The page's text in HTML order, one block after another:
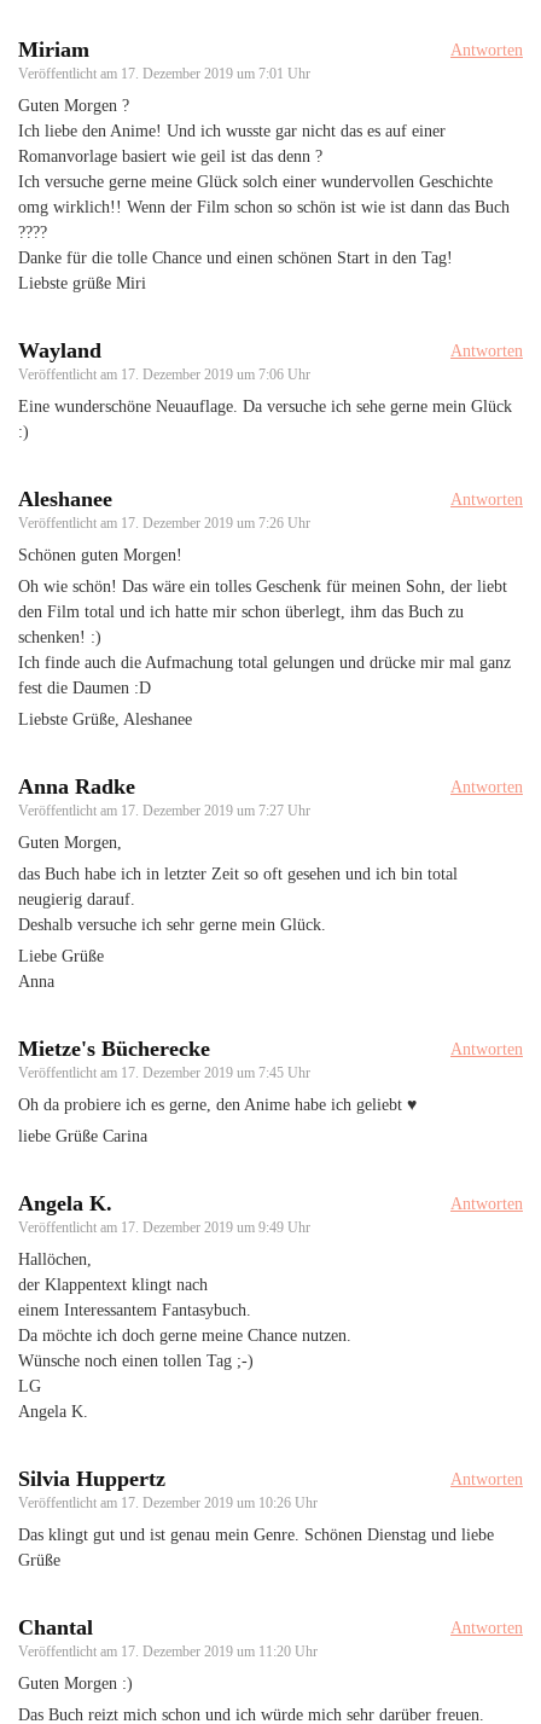
Miriam
Veröffentlicht am 17. Dezember 2019 um 7:01 Uhr
Antworten
Guten Morgen ?
Ich liebe den Anime! Und ich wusste gar nicht das es auf einer
Romanvorlage basiert wie geil ist das denn ?
Ich versuche gerne meine Glück solch einer wundervollen Geschichte
omg wirklich!! Wenn der Film schon so schön ist wie ist dann das Buch
????
Danke für die tolle Chance und einen schönen Start in den Tag!
Liebste grüße Miri
Wayland
Veröffentlicht am 17. Dezember 2019 um 7:06 Uhr
Antworten
Eine wunderschöne Neuauflage. Da versuche ich sehe gerne mein Glück
:)
Aleshanee
Veröffentlicht am 17. Dezember 2019 um 7:26 Uhr
Antworten
Schönen guten Morgen!
Oh wie schön! Das wäre ein tolles Geschenk für meinen Sohn, der liebt
den Film total und ich hatte mir schon überlegt, ihm das Buch zu
schenken! :)
Ich finde auch die Aufmachung total gelungen und drücke mir mal ganz
fest die Daumen :D
Liebste Grüße, Aleshanee
Anna Radke
Veröffentlicht am 17. Dezember 2019 um 7:27 Uhr
Antworten
Guten Morgen,
das Buch habe ich in letzter Zeit so oft gesehen und ich bin total
neugierig darauf.
Deshalb versuche ich sehr gerne mein Glück.
Liebe Grüße
Anna
Mietze's Bücherecke
Veröffentlicht am 17. Dezember 2019 um 7:45 Uhr
Antworten
Oh da probiere ich es gerne, den Anime habe ich geliebt ♥️
liebe Grüße Carina
Angela K.
Veröffentlicht am 17. Dezember 2019 um 9:49 Uhr
Antworten
Hallöchen,
der Klappentext klingt nach
einem Interessantem Fantasybuch.
Da möchte ich doch gerne meine Chance nutzen.
Wünsche noch einen tollen Tag ;-)
LG
Angela K.
Silvia Huppertz
Veröffentlicht am 17. Dezember 2019 um 10:26 Uhr
Antworten
Das klingt gut und ist genau mein Genre. Schönen Dienstag und liebe
Grüße
Chantal
Veröffentlicht am 17. Dezember 2019 um 11:20 Uhr
Antworten
Guten Morgen :)
Das Buch reizt mich schon und ich würde mich sehr darüber freuen.